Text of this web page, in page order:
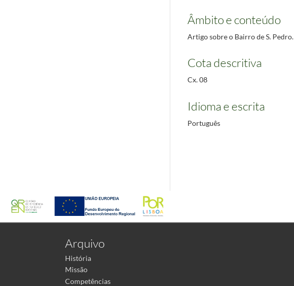
Âmbito e conteúdo
Artigo sobre o Bairro de S. Pedro.
Cota descritiva
Cx. 08
Idioma e escrita
Português
Arquivo
História
Missão
Competências